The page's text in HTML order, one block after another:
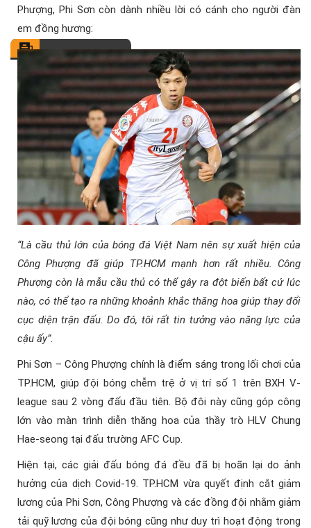
Phượng, Phi Sơn còn dành nhiều lời có cánh cho người đàn
em đồng hương:
“Là cầu thủ lớn của bóng đá Việt Nam nên sự xuất hiện của
Công Phượng đã giúp TP.HCM mạnh hơn rất nhiều. Công
Phượng còn là mẫu cầu thủ có thể gây ra đột biến bất cứ lúc
nào, có thể tạo ra những khoảnh khắc thăng hoa giúp thay đổi
cục diện trận đấu. Do đó, tôi rất tin tưởng vào năng lực của
cậu ấy”.
Phi Sơn – Công Phượng chính là điểm sáng trong lối chơi của
TP.HCM, giúp đội bóng chễm trệ ở vị trí số 1 trên BXH V-
league sau 2 vòng đấu đầu tiên. Bộ đôi này cũng góp công
lớn vào màn trình diễn thăng hoa của thầy trò HLV Chung
Hae-seong tại đấu trường AFC Cup.
Hiện tại, các giải đấu bóng đá đều đã bị hoãn lại do ảnh
hưởng của dịch Covid-19. TP.HCM vừa quyết định cắt giảm
lương của Phi Sơn, Công Phượng và các đồng đội nhằm giảm
tải quỹ lương của đội bóng cũng như duy trì hoạt động trong